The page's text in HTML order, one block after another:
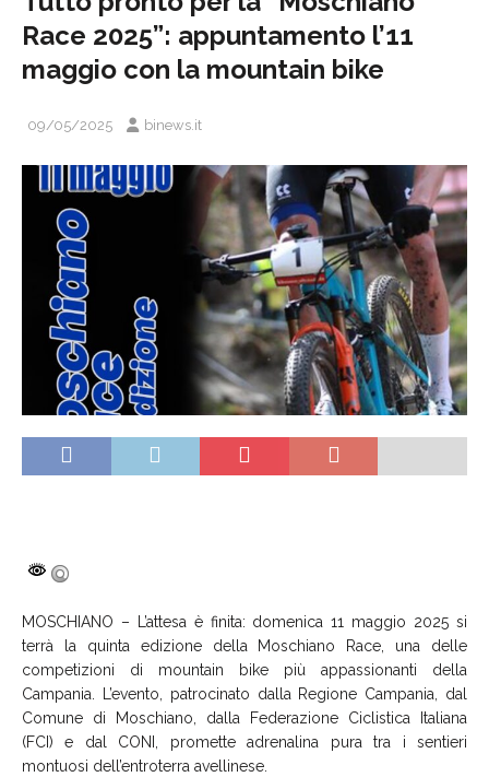
Race 2025”: appuntamento l’11
maggio con la mountain bike
09/05/2025 binews.it
MOSCHIANO – L’attesa è finita: domenica 11 maggio 2025 si
terrà la quinta edizione della Moschiano Race, una delle
competizioni di mountain bike più appassionanti della
Campania. L’evento, patrocinato dalla Regione Campania, dal
Comune di Moschiano, dalla Federazione Ciclistica Italiana
(FCI) e dal CONI, promette adrenalina pura tra i sentieri
montuosi dell’entroterra avellinese.